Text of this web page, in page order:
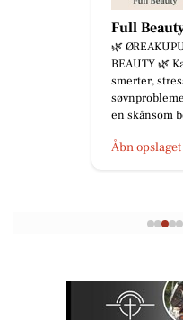
Full
🌿
BEAUTY 🌿
smerter,
en skånsom
Åbn opslaget